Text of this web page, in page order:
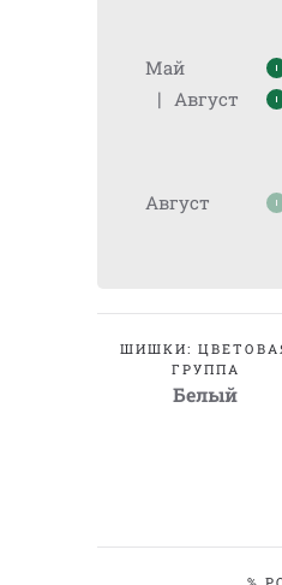
Май
| Август
Август
ШИШКИ:
ГРУППА
Белый